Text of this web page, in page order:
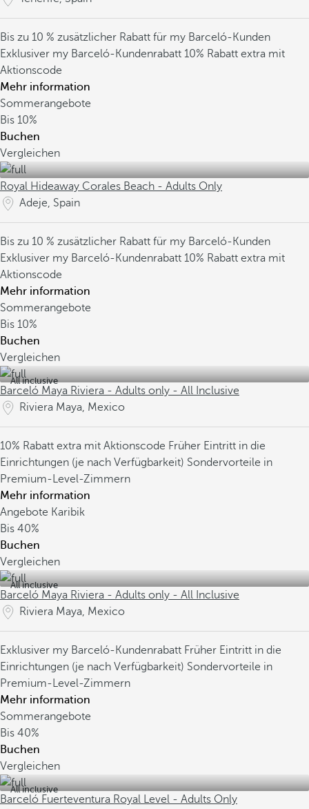
Bis zu 10 % zusätzlicher Rabatt für my Barceló-Kunden
Exklusiver my Barceló-Kundenrabatt 10% Rabatt extra mit
Aktionscode
Mehr information
Sommerangebote
Bis 10%
Buchen
Vergleichen
Royal Hideaway Corales Beach - Adults Only
Adeje, Spain
Bis zu 10 % zusätzlicher Rabatt für my Barceló-Kunden
Exklusiver my Barceló-Kundenrabatt 10% Rabatt extra mit
Aktionscode
Mehr information
Sommerangebote
Bis 10%
Buchen
Vergleichen
All inclusive
Barceló Maya Riviera - Adults only - All Inclusive
Riviera Maya, Mexico
10% Rabatt extra mit Aktionscode Früher Eintritt in die
Einrichtungen (je nach Verfügbarkeit) Sondervorteile in
Premium-Level-Zimmern
Mehr information
Angebote Karibik
Bis 40%
Buchen
Vergleichen
All inclusive
Barceló Maya Riviera - Adults only - All Inclusive
Riviera Maya, Mexico
Exklusiver my Barceló-Kundenrabatt Früher Eintritt in die
Einrichtungen (je nach Verfügbarkeit) Sondervorteile in
Premium-Level-Zimmern
Mehr information
Sommerangebote
Bis 40%
Buchen
Vergleichen
All inclusive
Barceló Fuerteventura Royal Level - Adults Only